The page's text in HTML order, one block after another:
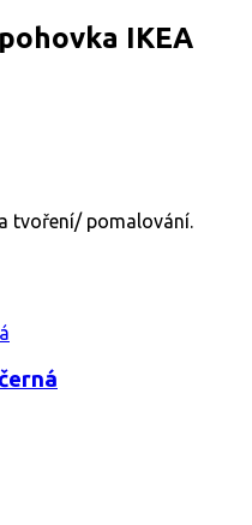
IKEA
tvoření/ pomalování.